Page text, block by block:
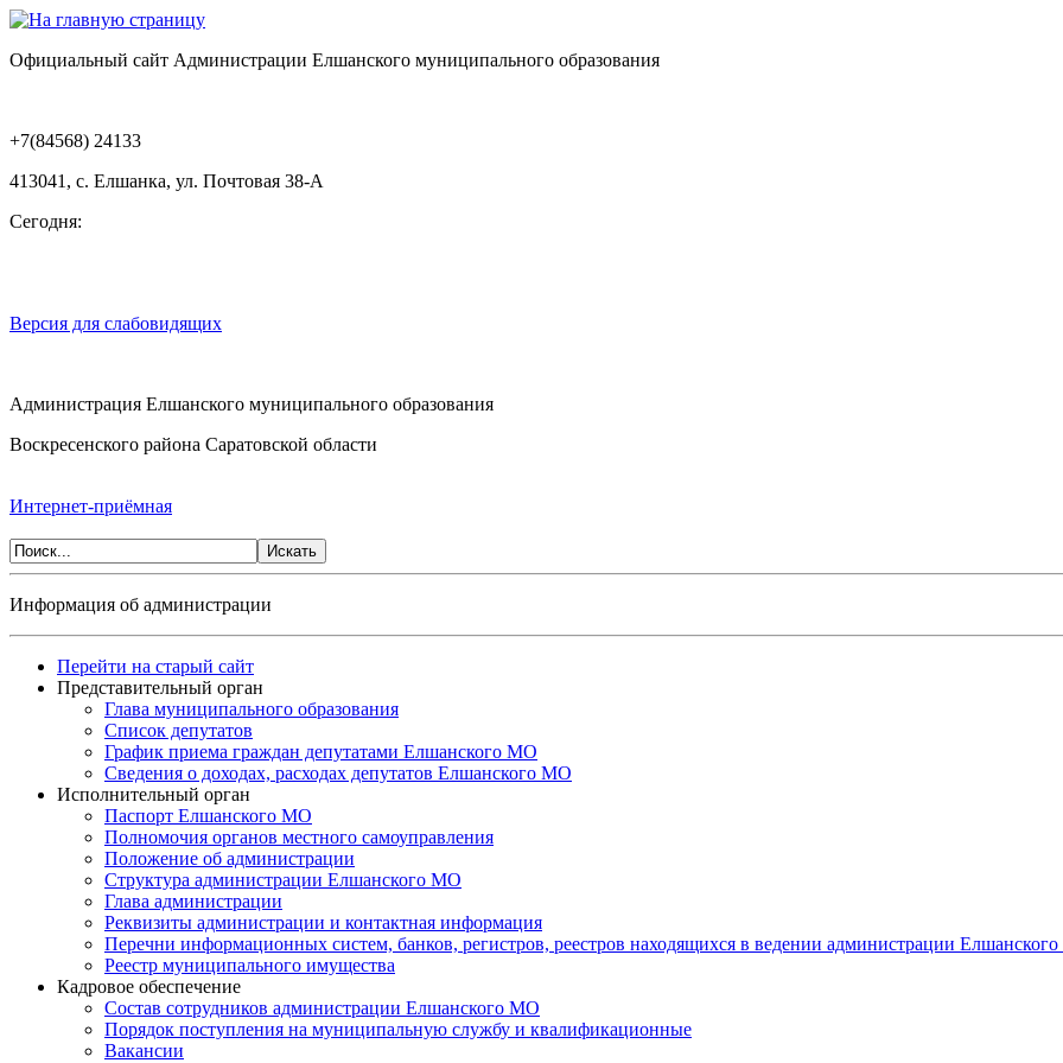
Официальный сайт Администрации Елшанского муниципального образования
+7(84568) 24133
413041, с. Елшанка, ул. Почтовая 38-А
Сегодня:
Версия для слабовидящих
Администрация Елшанского муниципального образования
Воскресенского района Саратовской области
Интернет-приёмная
Информация об администрации
Перейти на старый сайт
Представительный орган
Глава муниципального образования
Список депутатов
График приема граждан депутатами Елшанского МО
Сведения о доходах, расходах депутатов Елшанского МО
Исполнительный орган
Паспорт Елшанского МО
Полномочия органов местного самоуправления
Положение об администрации
Структура администрации Елшанского МО
Глава администрации
Реквизиты администрации и контактная информация
Перечни информационных систем, банков, регистров, реестров находящихся в ведении администрации
Реестр муниципального имущества
Кадровое обеспечение
Состав сотрудников администрации Елшанского МО
Порядок поступления на муниципальную службу и квалификационные
Вакансии